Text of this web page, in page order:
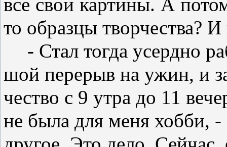
все свои картины. А
то образцы творчества? И
- Стал тогда усердно
шой перерыв на ужин, и
чество с 9 утра до 11
не была для меня хобби,